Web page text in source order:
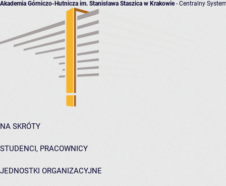
Akademia Górniczo-Hutnicza im. Stanisława Staszica w Krakowie- Centralny
NA SKRÓTY
STUDENCI, PRACOWNICY
JEDNOSTKI ORGANIZACYJNE